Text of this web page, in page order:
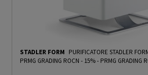
STADLER FORM PURIFICATORE STADLER
PRMG GRADING ROCN - 15%- PRMG GRADING